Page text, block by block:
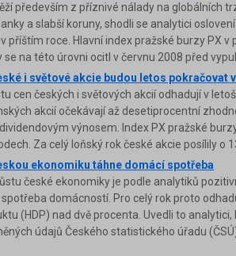
především z příznivé nálady na globálních
a slabší koruny, shodli se analytici
příštím roce. Hlavní index pražské burzy PX v
se na této úrovni ocitl v červnu 2008 před
i světové akcie budou letos pokračovat
cen českých i světových akcií odhadují v
akcií očekávají až desetiprocentní
výnosem. Index PX pražské
Za celý loňský rok české akcie posílily o
ekonomiku táhne domácí spotřeba
české ekonomiky je podle analytiků
domácností. Pro celý rok proto
(HDP) nad dvě procenta. Uvedli to
údajů Českého statistického úřadu